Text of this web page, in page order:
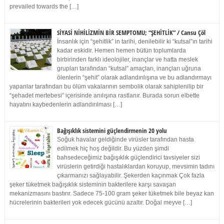
prevailed towards the […]
SİYASİ NİHİLİZMİN BİR SEMPTOMU; “ŞEHİTLİK” / Cansu Çöl
İnsanlık için “şehitlik” in tarihi, denilebilir ki “kutsal”ın tarihi
kadar eskidir. Hemen hemen bütün toplumlarda
birbirinden farklı ideolojiler, inançlar ve hatta meslek
grupları tarafından “kutsal” amaçları, inançları uğruna
ölenlerin “şehit” olarak adlandırılışına ve bu adlandırmayı
yapanlar tarafından bu ölüm vakalarının sembolik olarak sahiplenilip bir
“şehadet mertebesi” içerisinde anılışına rastlanır. Burada sorun elbette
hayatını kaybedenlerin adlandırılması […]
Bağışıklık sistemini güçlendirmenin 20 yolu
Soğuk havalar geldiğinde virüsler tarafından hasta
edilmek hiç hoş değildir. Bu yüzden şimdi
bahsedeceğimiz bağışıklık güçlendirici tavsiyeler sizi
virüslerin getirdiği hastalıklardan koruyup, mevsimin tadını
çıkarmanızı sağlayabilir. Şekerden kaçınmak Çok fazla
şeker tüketmek bağışıklık sisteminin bakterilere karşı savaşan
mekanizmasını bastırır. Sadece 75-100 gram şeker tüketmek bile beyaz kan
hücrelerinin bakterileri yok edecek gücünü azaltır. Doğal meyve […]